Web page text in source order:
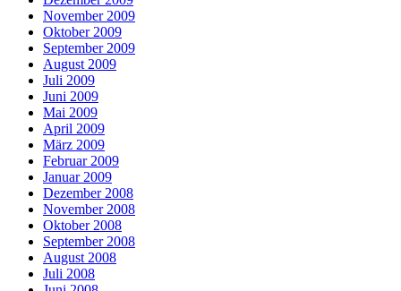
November 2009
Oktober 2009
September 2009
August 2009
Juli 2009
Juni 2009
Mai 2009
April 2009
März 2009
Februar 2009
Januar 2009
Dezember 2008
November 2008
Oktober 2008
September 2008
August 2008
Juli 2008